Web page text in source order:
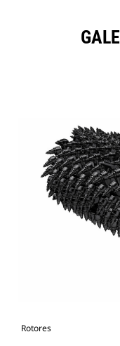
Rotores